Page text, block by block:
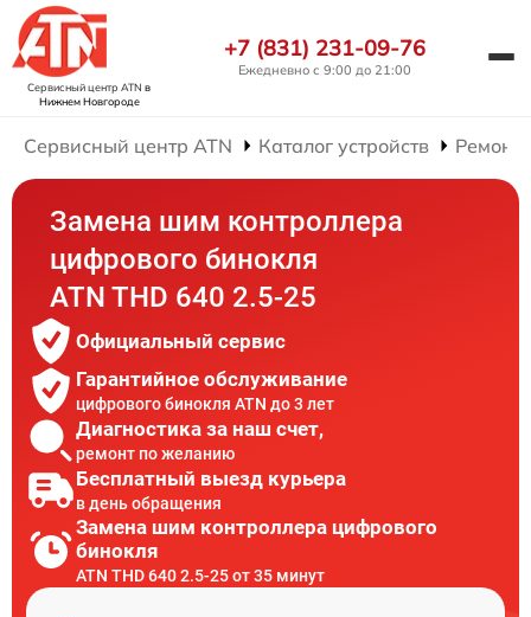
Сервисный центр ATN в
Нижнем Новгороде
+7 (831) 231-09-76
Ежедневно с 9:00 до 21:00
Сервисный центр ATN Каталог устройств Ремонт
Замена шим контроллера
цифрового бинокля
ATN THD 640 2.5-25
Официальный сервис
Гарантийное обслуживание
цифрового бинокля ATN до 3 лет
Диагностика за наш счет,
ремонт по желанию
Бесплатный выезд курьера
в день обращения
Замена шим контроллера цифрового
бинокля
ATN THD 640 2.5-25 от 35 минут